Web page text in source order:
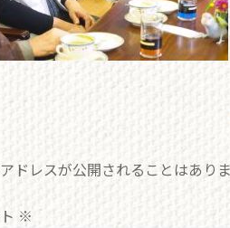
ドレスが公開されることはあり
※